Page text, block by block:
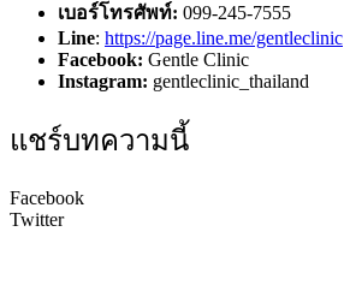
เบอร์โทรศัพท์: 099-245-7555
Line: https://page.line.me/gentleclinic
Facebook: Gentle Clinic
Instagram: gentleclinic_thailand
แชร์บทความนี้
Facebook
Twitter